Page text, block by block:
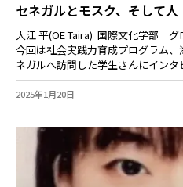
セネガルとモスク、そして人
大江 平(OE Taira) 国際文化学部
今回は社会実践力育成プログラム
ネガルへ訪問した学生さんにイン
2025年1月20日